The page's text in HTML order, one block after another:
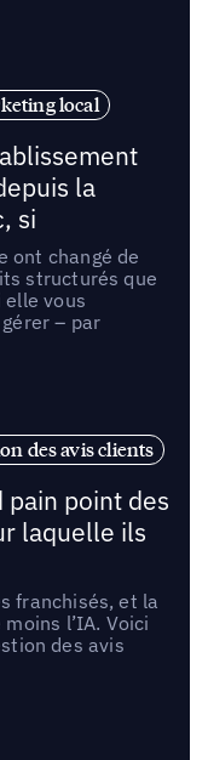
local
la
si
ont changé de
structurés que
vous
– par
des avis clients
pain point des
laquelle ils
franchisés, et la
l’IA. Voici
des avis